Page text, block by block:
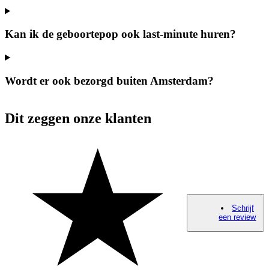
Kan ik de geboortepop ook last-minute huren?
Wordt er ook bezorgd buiten Amsterdam?
Dit zeggen onze klanten
Schrijf
een review